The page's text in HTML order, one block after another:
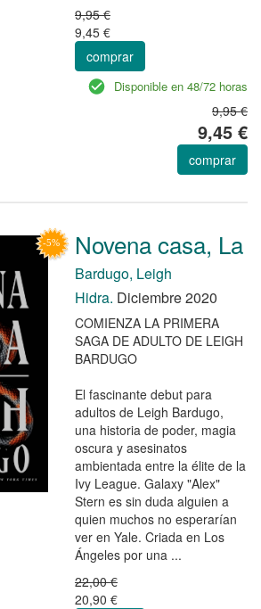
9,95 €
9,45 €
comprar
Disponible en 48/72 horas
9,95 €
9,45 €
comprar
Novena casa, La
Bardugo, Leigh
Hidra. Diciembre 2020
COMIENZA LA PRIMERA
SAGA DE ADULTO DE LEIGH
BARDUGO
El fascinante debut para
adultos de Leigh Bardugo,
una historia de poder, magia
oscura y asesinatos
ambientada entre la élite de la
Ivy League. Galaxy "Alex"
Stern es sin duda alguien a
quien muchos no esperarían
ver en Yale. Criada en Los
Ángeles por una ...
22,00 €
20,90 €